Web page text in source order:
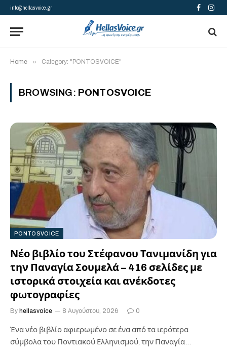
info@hellasvoice.gr Facebook
Home » Category: "PONTOSVOICE"
BROWSING: PONTOSVOICE
PONTOSVOICE
Νέο βιβλίο του Στέφανου Τανιμανίδη για
την Παναγία Σουμελά – 416 σελίδες με
ιστορικά στοιχεία και ανέκδοτες
φωτογραφίες
By hellasvoice 8 Αυγούστου, 2026 0
Ένα νέο βιβλίο αφιερωμένο σε ένα από τα ιερότερα
σύμβολα του Ποντιακού Ελληνισμού, την Παναγία